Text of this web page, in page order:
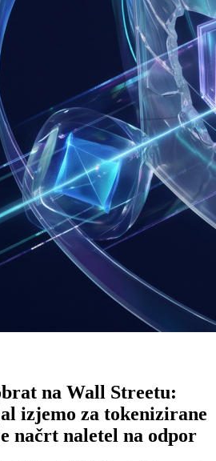
na Wall Streetu:
izjemo za tokenizirane
načrt naletel na odpor